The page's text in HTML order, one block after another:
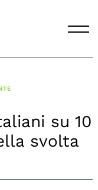
su 10
svolta